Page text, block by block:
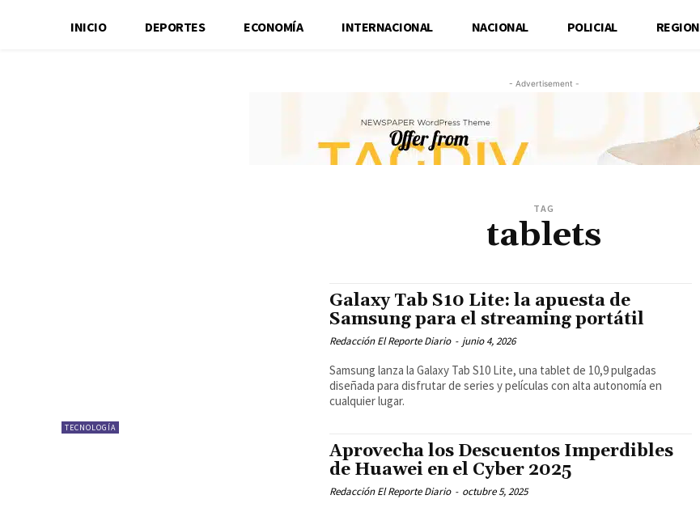
INICIO DEPORTES ECONOMÍA INTERNACIONAL NACIONAL POLICIAL REGION
- Advertisement -
TAG
tablets
TECNOLOGÍA
Galaxy Tab S10 Lite: la apuesta de
Samsung para el streaming portátil
Redacción El Reporte Diario - junio 4, 2026
Samsung lanza la Galaxy Tab S10 Lite, una tablet de 10,9 pulgadas
diseñada para disfrutar de series y películas con alta autonomía en
cualquier lugar.
Aprovecha los Descuentos Imperdibles
de Huawei en el Cyber 2025
Redacción El Reporte Diario - octubre 5, 2025